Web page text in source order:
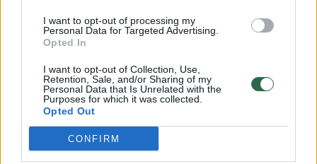
I want to opt-out of processing my
Personal Data for Targeted Advertising.
Opted In
I want to opt-out of Collection, Use,
Retention, Sale, and/or Sharing of my
Personal Data that Is Unrelated with the
Purposes for which it was collected.
Opted Out
CONFIRM
Savaitės vidurys nusimato karštas: temperatūra kils iki
Žinios | Orai
00:15:54
V. Zalužno pasisakymą laiko bandymu įsitvirtinti
Ukrainos politikoje: jis yra neteisus